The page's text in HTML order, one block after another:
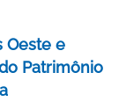
Oeste e
Patrimônio